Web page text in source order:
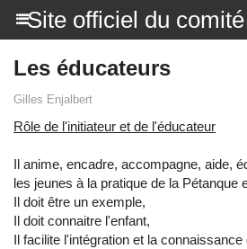
Site officiel du
Les éducateurs
Gilles Enjalbert
Rôle de l'initiateur et de l'éducateur
Il anime, encadre, accompagne, aide,
les jeunes à la pratique de la Pétanque
Il doit être un exemple,
Il doit connaitre l'enfant,
Il facilite l'intégration et la connaissance